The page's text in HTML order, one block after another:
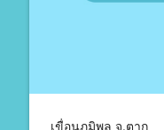
เขื่อนภูมิพล จ.ตาก